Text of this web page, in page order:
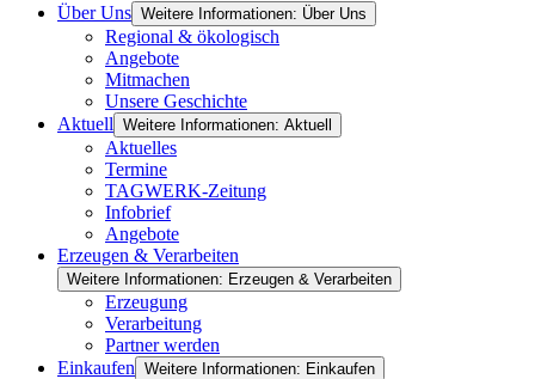
Über Uns Weitere Informationen: Über Uns
Regional & ökologisch
Angebote
Mitmachen
Unsere Geschichte
Aktuell Weitere Informationen: Aktuell
Aktuelles
Termine
TAGWERK-Zeitung
Infobrief
Angebote
Erzeugen & Verarbeiten
Weitere Informationen: Erzeugen & Verarbeiten
Erzeugung
Verarbeitung
Partner werden
Einkaufen Weitere Informationen: Einkaufen